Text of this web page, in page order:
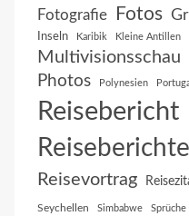
Fotografie Fotos
Inseln Karibik Kleine Antillen
Multivisionsschau
Photos Polynesien
Reisebericht
Reiseberichte
Reisevortrag
Seychellen Simbabwe Sprüche